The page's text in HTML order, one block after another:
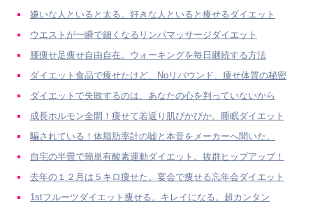
嫌いな人といると太る。好きな人といると痩せるダイエット
ウエストが一瞬で細くなるリンパマッサージダイエット
腰痩せ足痩せ自由自在。ウォーキングを毎日継続する方法
ダイエット食品で痩せたけど、Noリバウンド、痩せ体質の秘密
ダイエットで失敗するのは、あなたの心を判っていないから
成長ホルモン全開！痩せて若返り肌ぴかぴか。睡眠ダイエット
騙されている！体脂肪率計の嘘と本音をメーカーへ聞いた。
自宅の半畳で簡単有酸素運動ダイエット。抜群ヒップアップ！
去年の１２月は５キロ痩せた。宴会で痩せる忘年会ダイエット
1stフルーツダイエット痩せる。キレイになる。超カンタン